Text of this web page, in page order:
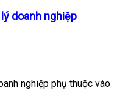
doanh nghiệp
nghiệp phụ thuộc vào